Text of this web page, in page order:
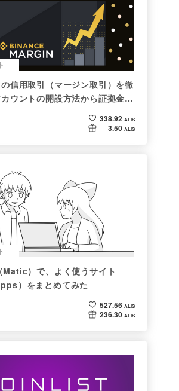
信用取引（マージン取引）を徹
ウントの開設方法から証拠金計
338.92 ALIS
3.50 ALIS
）で、よく使うサイト
）をまとめてみた
527.56 ALIS
236.30 ALIS